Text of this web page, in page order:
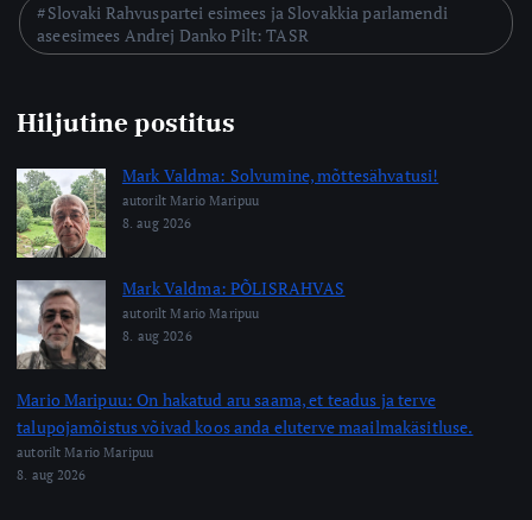
Slovaki Rahvuspartei esimees ja Slovakkia parlamendi
aseesimees Andrej Danko Pilt: TASR
Hiljutine postitus
Mark Valdma: Solvumine, mõttesähvatusi!
autorilt Mario Maripuu
8. aug 2026
Mark Valdma: PÕLISRAHVAS
autorilt Mario Maripuu
8. aug 2026
Mario Maripuu: On hakatud aru saama, et teadus ja terve
talupojamõistus võivad koos anda eluterve maailmakäsitluse.
autorilt Mario Maripuu
8. aug 2026